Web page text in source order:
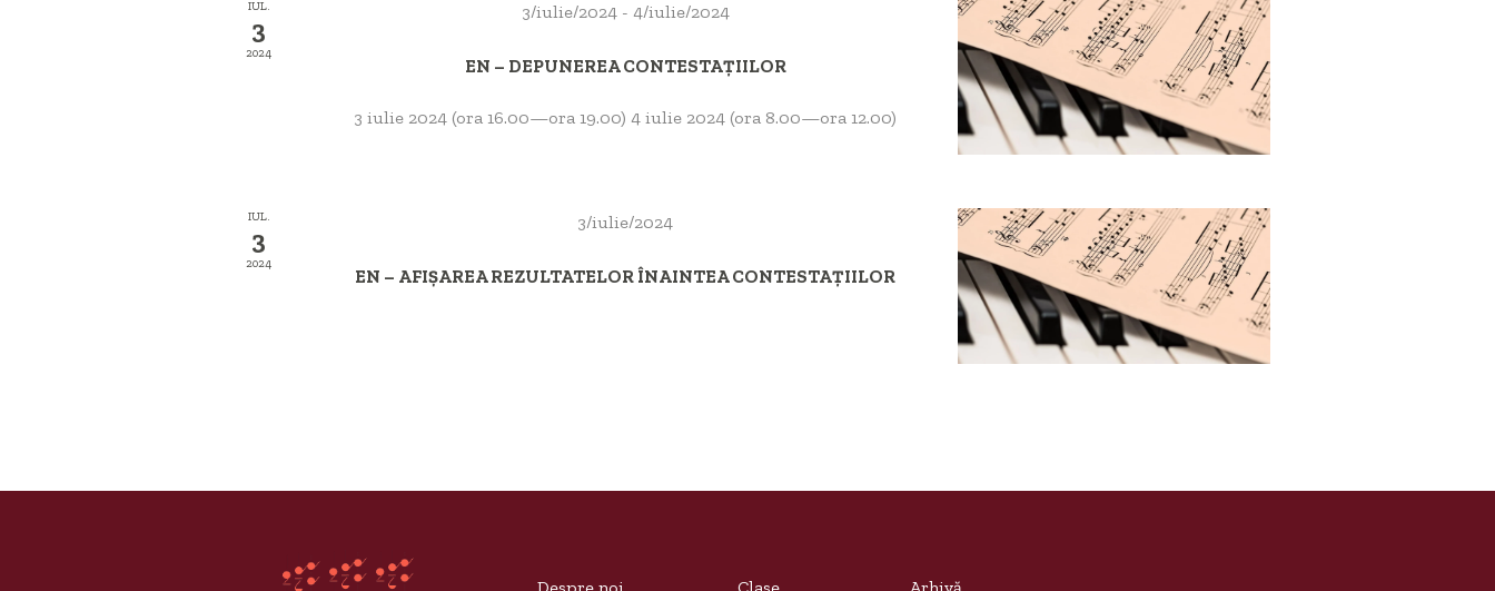
IUL.
3
2024
3/iulie/2024- 4/iulie/2024
EN – DEPUNEREA CONTESTAȚIILOR
3 iulie 2024 (ora 16.00—ora 19.00) 4 iulie 2024 (ora 8.00—ora 12.00)
IUL.
3
2024
3/iulie/2024
EN – AFIȘAREA REZULTATELOR ÎNAINTEA CONTESTAȚIILOR